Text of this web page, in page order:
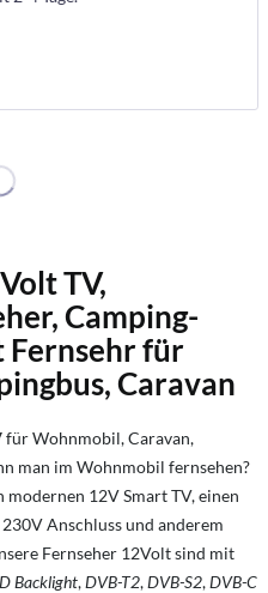
TV,
Camping-
Fernsehr für
Caravan
für Wohnmobil, Caravan,
man im Wohnmobil fernsehen?
modernen 12V Smart TV, einen
Anschluss und anderem
Fernseher 12Volt sind mit
Backlight,DVB-T2,DVB-S2,DVB-C